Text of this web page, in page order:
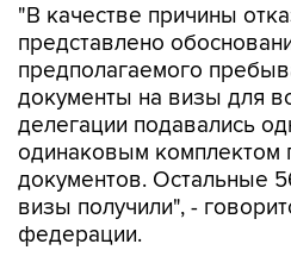
"В качестве причины
представлено
предполагаемого
документы на визы для
делегации подавались
одинаковым
документов. Остальные
визы получили", -
федерации.